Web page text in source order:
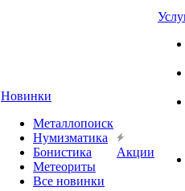
Новинки
Металлопоиск
Нумизматика
Бонистика
Метеориты
Все новинки
Акции